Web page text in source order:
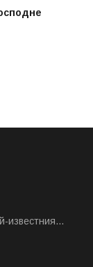
известния...